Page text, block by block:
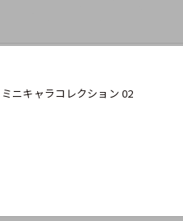
ミニキャラコレクション 02